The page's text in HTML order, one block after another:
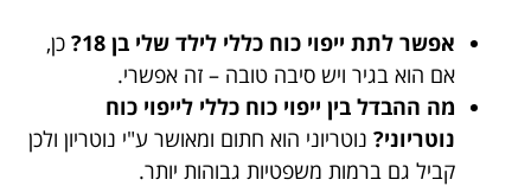
אפשר לתת ייפוי כוח כללי לילד שלי בן 18?
כן,
אם הוא בגיר ויש סיבה טובה – זה אפשרי.
מה ההבדל בין ייפוי כוח כללי לייפוי כוח
נוטריוני? נוטריוני הוא חתום ומאושר ע"י נוטריון ולכן
קביל גם ברמות משפטיות גבוהות יותר.